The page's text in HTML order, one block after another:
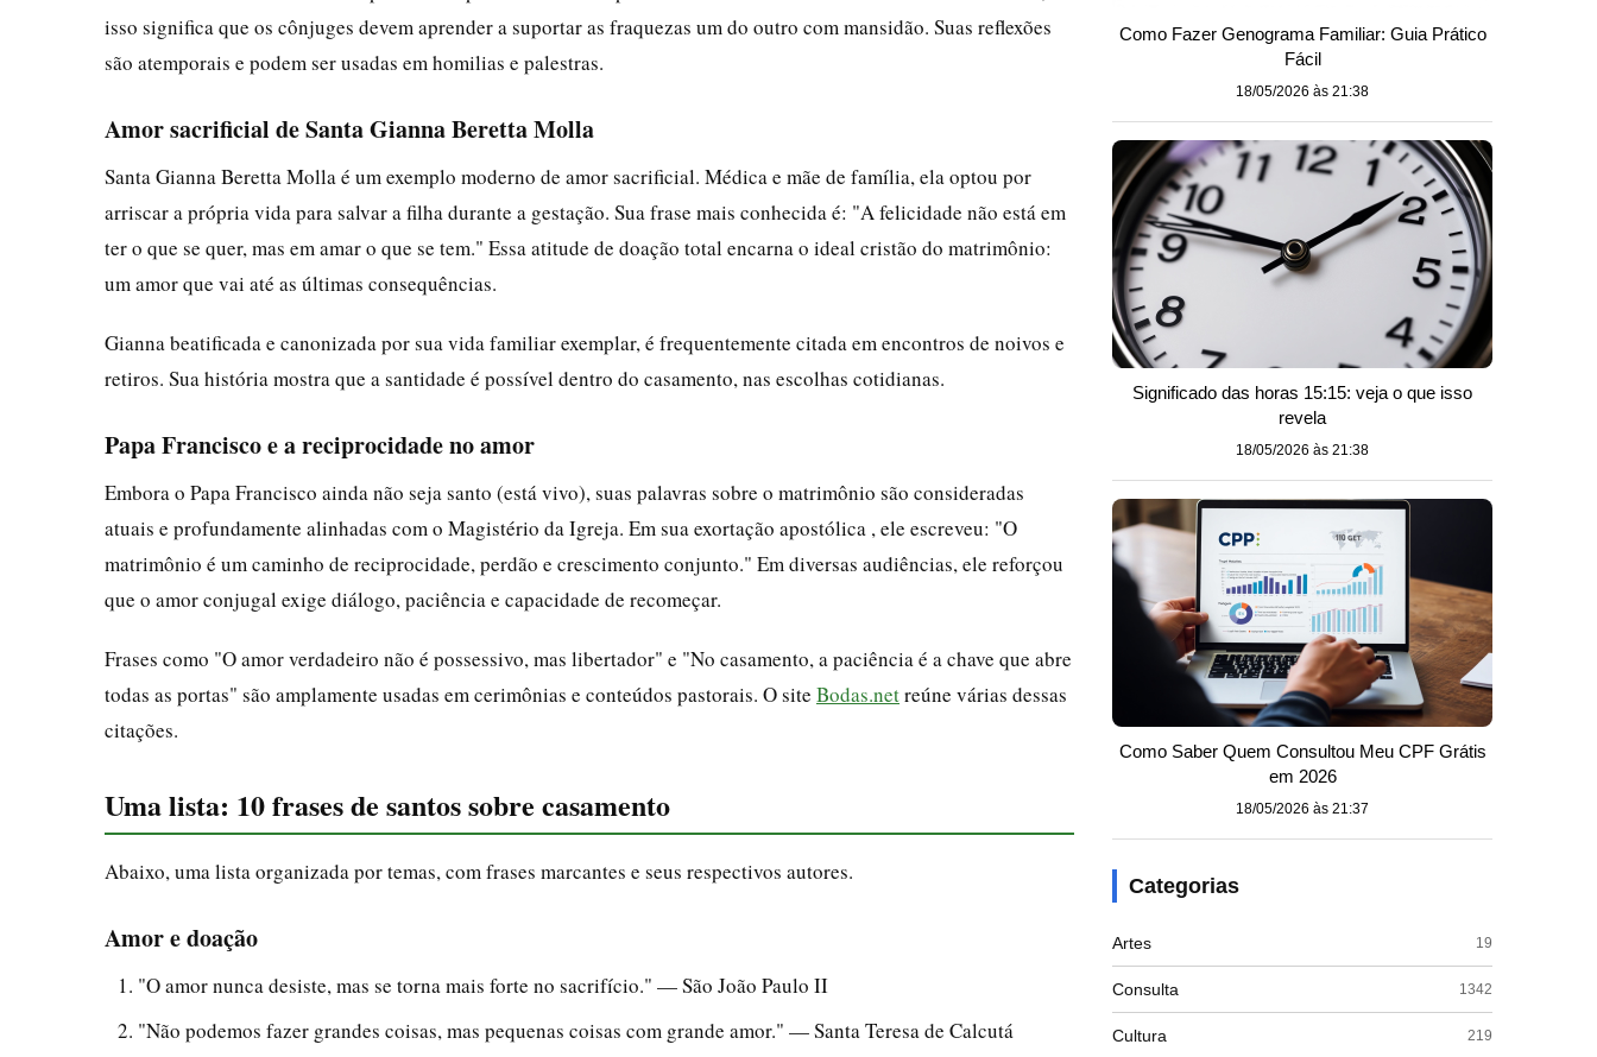
isso significa que os cônjuges devem aprender a suportar as fraquezas um do outro com mansidão. Suas reflexões
são atemporais e podem ser usadas em homilias e palestras.
Amor sacrificial de Santa Gianna Beretta Molla
Santa Gianna Beretta Molla é um exemplo moderno de amor sacrificial. Médica e mãe de família, ela optou por
arriscar a própria vida para salvar a filha durante a gestação. Sua frase mais conhecida é: "A felicidade não está em
ter o que se quer, mas em amar o que se tem." Essa atitude de doação total encarna o ideal cristão do matrimônio:
um amor que vai até as últimas consequências.
Gianna beatificada e canonizada por sua vida familiar exemplar, é frequentemente citada em encontros de noivos e
retiros. Sua história mostra que a santidade é possível dentro do casamento, nas escolhas cotidianas.
Papa Francisco e a reciprocidade no amor
Embora o Papa Francisco ainda não seja santo (está vivo), suas palavras sobre o matrimônio são consideradas
atuais e profundamente alinhadas com o Magistério da Igreja. Em sua exortação apostólica , ele escreveu: "O
matrimônio é um caminho de reciprocidade, perdão e crescimento conjunto." Em diversas audiências, ele reforçou
que o amor conjugal exige diálogo, paciência e capacidade de recomeçar.
Frases como "O amor verdadeiro não é possessivo, mas libertador" e "No casamento, a paciência é a chave que abre
todas as portas" são amplamente usadas em cerimônias e conteúdos pastorais. O site Bodas.netreúne várias dessas
citações.
Uma lista: 10 frases de santos sobre casamento
Abaixo, uma lista organizada por temas, com frases marcantes e seus respectivos autores.
Amor e doação
"O amor nunca desiste, mas se torna mais forte no sacrifício." — São João Paulo II
"Não podemos fazer grandes coisas, mas pequenas coisas com grande amor." — Santa Teresa de Calcutá
Como Fazer Genograma Familiar: Guia Prático
Fácil
18/05/2026 às 21:38
Significado das horas 15:15: veja o que isso
revela
18/05/2026 às 21:38
Como Saber Quem Consultou Meu CPF Grátis
em 2026
18/05/2026 às 21:37
Categorias
Artes 19
Consulta 1342
Cultura 219